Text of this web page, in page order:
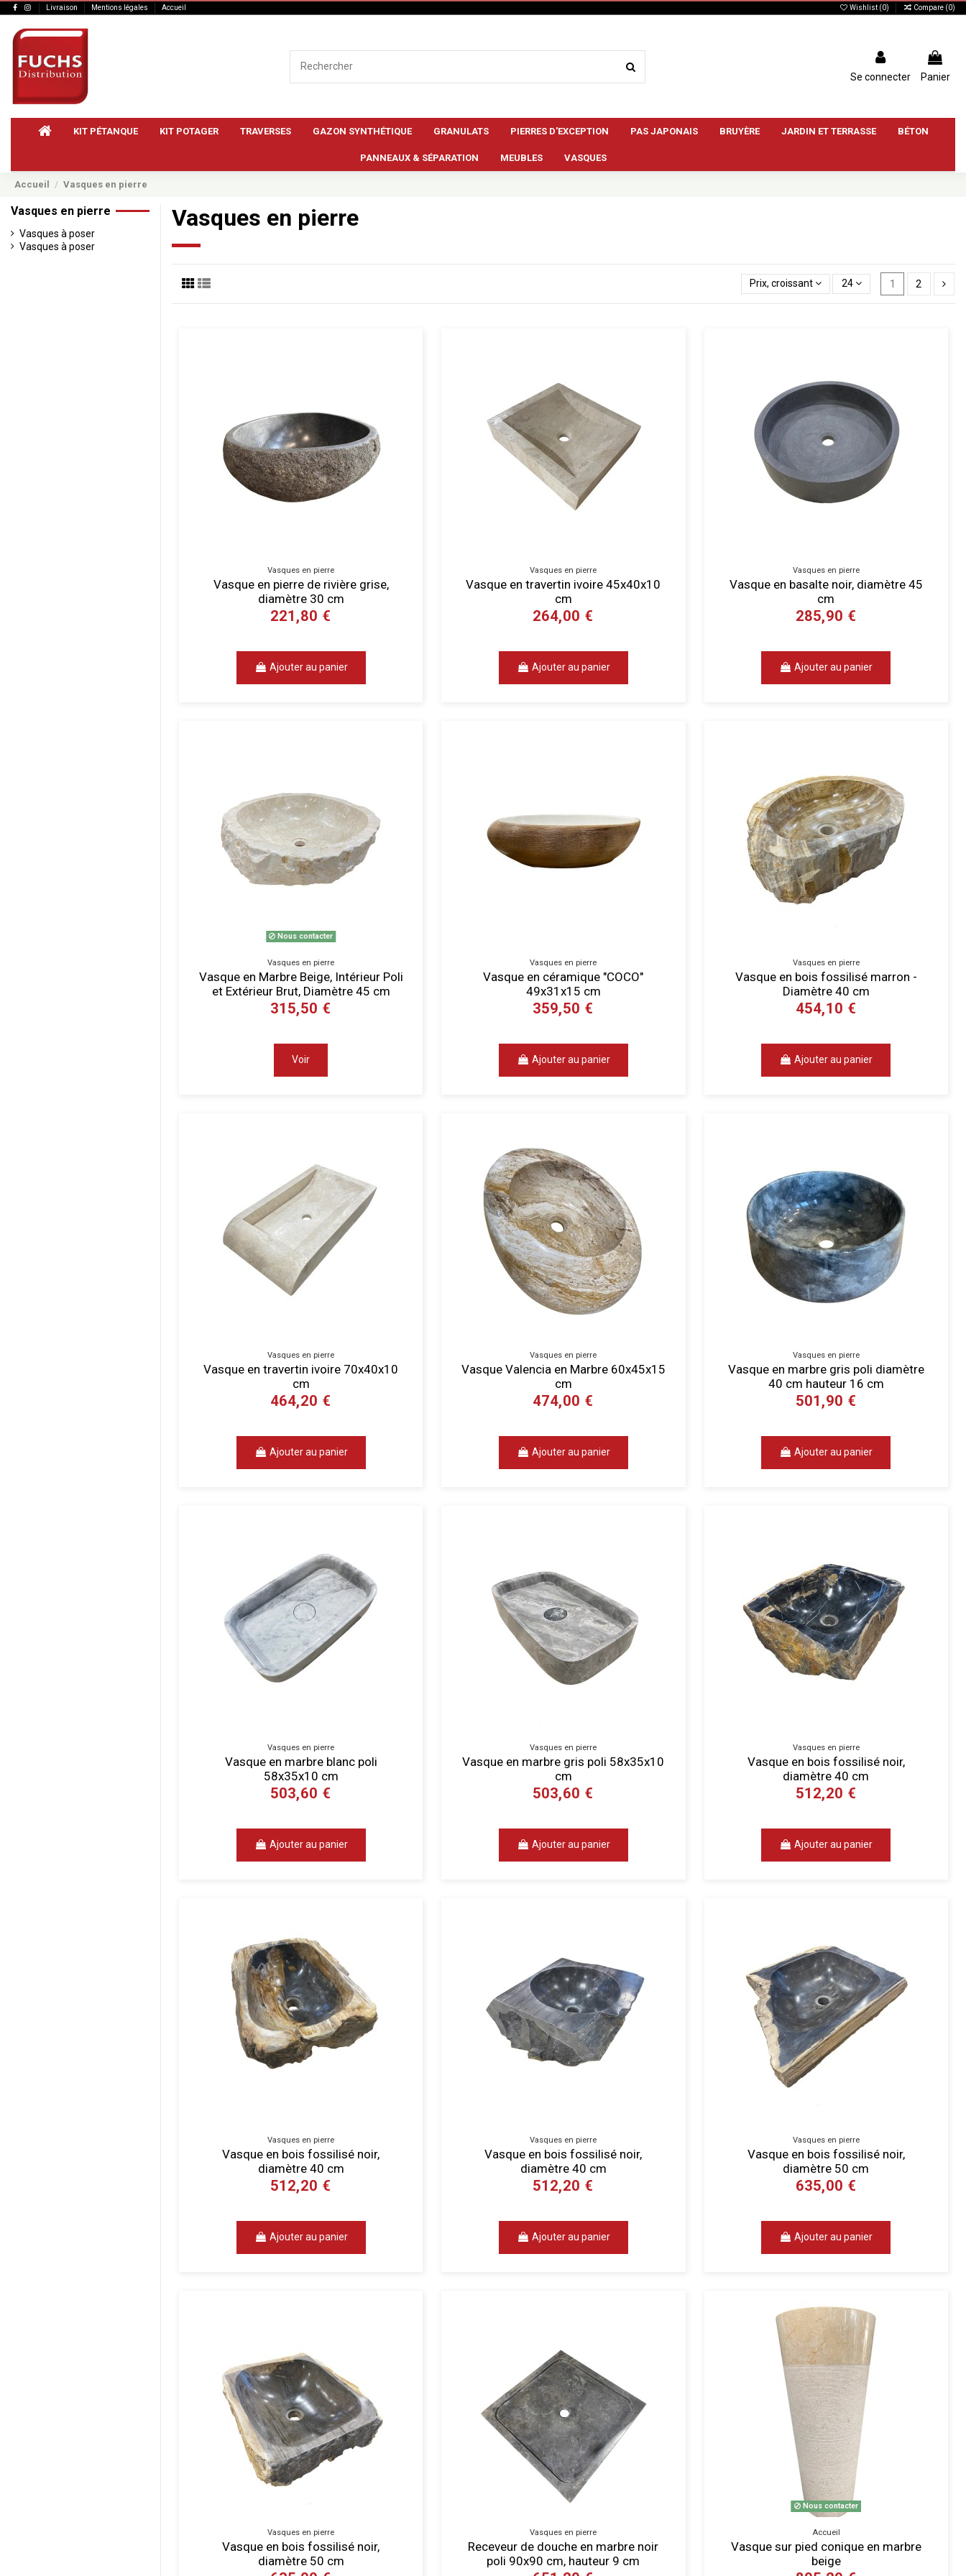
Livraison Mentions légales Accueil Wishlist (0) Compare (0)
Se connecter Panier
KIT PÉTANQUE KIT POTAGER TRAVERSES GAZON SYNTHÉTIQUE GRANULATS PIERRES D'EXCEPTION PAS JAPONAIS BRUYÈRE JARDIN ET TERRASSE BÉTON
PANNEAUX & SÉPARATION MEUBLES VASQUES
Accueil Vasques en pierre
Vasques en pierre
Prix, croissant 24 1 2
Vasques en pierre
Vasque en pierre de rivière grise,
diamètre 30 cm
221,80 €
Ajouter au panier
Vasques en pierre
Vasque en travertin ivoire 45x40x10
cm
264,00 €
Ajouter au panier
Vasques en pierre
Vasque en basalte noir, diamètre 45
cm
285,90 €
Ajouter au panier
Nous contacter
Vasques en pierre
Vasque en Marbre Beige, Intérieur Poli
et Extérieur Brut, Diamètre 45 cm
315,50 €
Voir
Vasques en pierre
Vasque en céramique "COCO"
49x31x15 cm
359,50 €
Ajouter au panier
Vasques en pierre
Vasque en bois fossilisé marron -
Diamètre 40 cm
454,10 €
Ajouter au panier
Vasques en pierre
Vasque en travertin ivoire 70x40x10
cm
464,20 €
Ajouter au panier
Vasques en pierre
Vasque Valencia en Marbre 60x45x15
cm
474,00 €
Ajouter au panier
Vasques en pierre
Vasque en marbre gris poli diamètre
40 cm hauteur 16 cm
501,90 €
Ajouter au panier
Vasques en pierre
Vasque en marbre blanc poli
58x35x10 cm
503,60 €
Ajouter au panier
Vasques en pierre
Vasque en marbre gris poli 58x35x10
cm
503,60 €
Ajouter au panier
Vasques en pierre
Vasque en bois fossilisé noir,
diamètre 40 cm
512,20 €
Ajouter au panier
Vasques en pierre
Vasque en bois fossilisé noir,
diamètre 40 cm
512,20 €
Ajouter au panier
Vasques en pierre
Vasque en bois fossilisé noir,
diamètre 40 cm
512,20 €
Ajouter au panier
Vasques en pierre
Vasque en bois fossilisé noir,
diamètre 50 cm
635,00 €
Ajouter au panier
Vasques en pierre
Vasque en bois fossilisé noir,
diamètre 50 cm
Vasques en pierre
Receveur de douche en marbre noir
poli 90x90 cm, hauteur 9 cm
Nous contacter
Accueil
Vasque sur pied conique en marbre
beige
Vasques en pierre
Vasques à poser
Vasques à poser